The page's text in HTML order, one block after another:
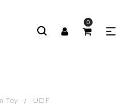
0
Toy UDF